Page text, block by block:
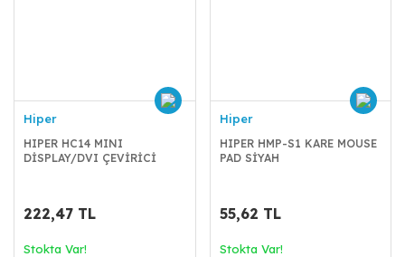
Hiper
HIPER HC14 MINI
DİSPLAY/DVI ÇEVİRİCİ
222,47 TL
Stokta Var!
Hiper
HIPER HMP-S1 KARE MOUSE
PAD SİYAH
55,62 TL
Stokta Var!